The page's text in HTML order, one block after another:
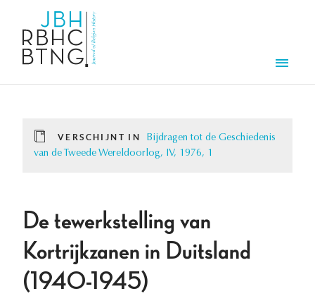
VERSCHIJNT IN
Bijdragen tot de Geschiedenis
van de Tweede Wereldoorlog, IV, 1976, 1
De tewerkstelling van
Kortrijkzanen in Duitsland
(1940-1945)